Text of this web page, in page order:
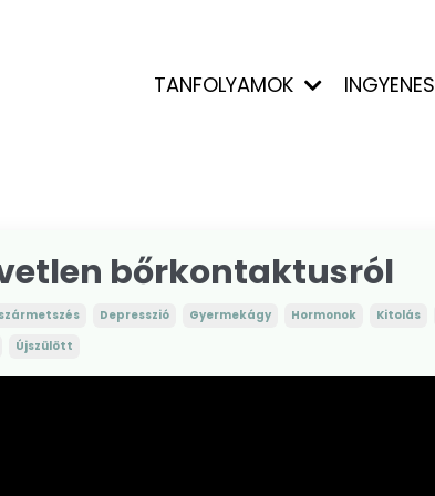
TANFOLYAMOK INGYENES
bőrkontaktusról
Depresszió Gyermekágy Hormonok Kitolás
Újszülött